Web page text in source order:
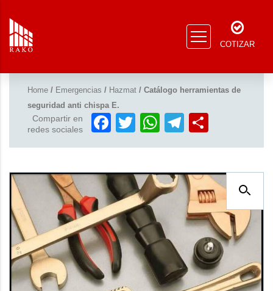
COTIZAR
Home / Emergencias / Hazmat / Catálogo herramientas de
seguridad anti chispa E.
Compartir en
redes sociales
Facebook
TwitterWhatsApp
Telegram